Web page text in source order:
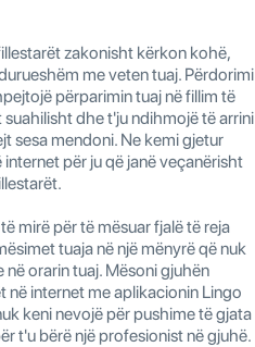
zakonisht kërkon kohë,
me veten tuaj. Përdorimi
përparimin tuaj në fillim të
dhe t'ju ndihmojë të arrini
sesa mendoni. Ne kemi gjetur
për ju që janë veçanërisht
mirë për të mësuar fjalë të reja
tuaja në një mënyrë që nuk
orarin tuaj. Mësoni gjuhën
në internet me aplikacionin Lingo
keni nevojë për pushime të gjata
t'u bërë një profesionist në gjuhë.